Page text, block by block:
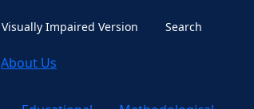
Visually Impaired Version Search
About Us